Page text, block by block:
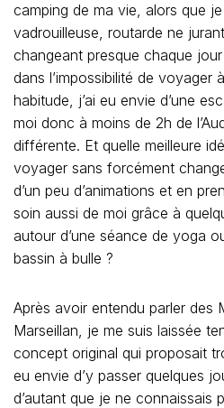
camping de ma vie, alors que
vadrouilleuse, routarde ne
changeant presque chaque
dans l’impossibilité de voyager
habitude, j’ai eu envie d’une
moi donc à moins de 2h de
différente. Et quelle meilleure
voyager sans forcément
d’un peu d’animations et en
soin aussi de moi grâce à
autour d’une séance de yoga
bassin à bulle ?
Après avoir entendu parler des
Marseillan, je me suis laissée
concept original qui proposait
eu envie d’y passer quelques
d’autant que je ne connaissais